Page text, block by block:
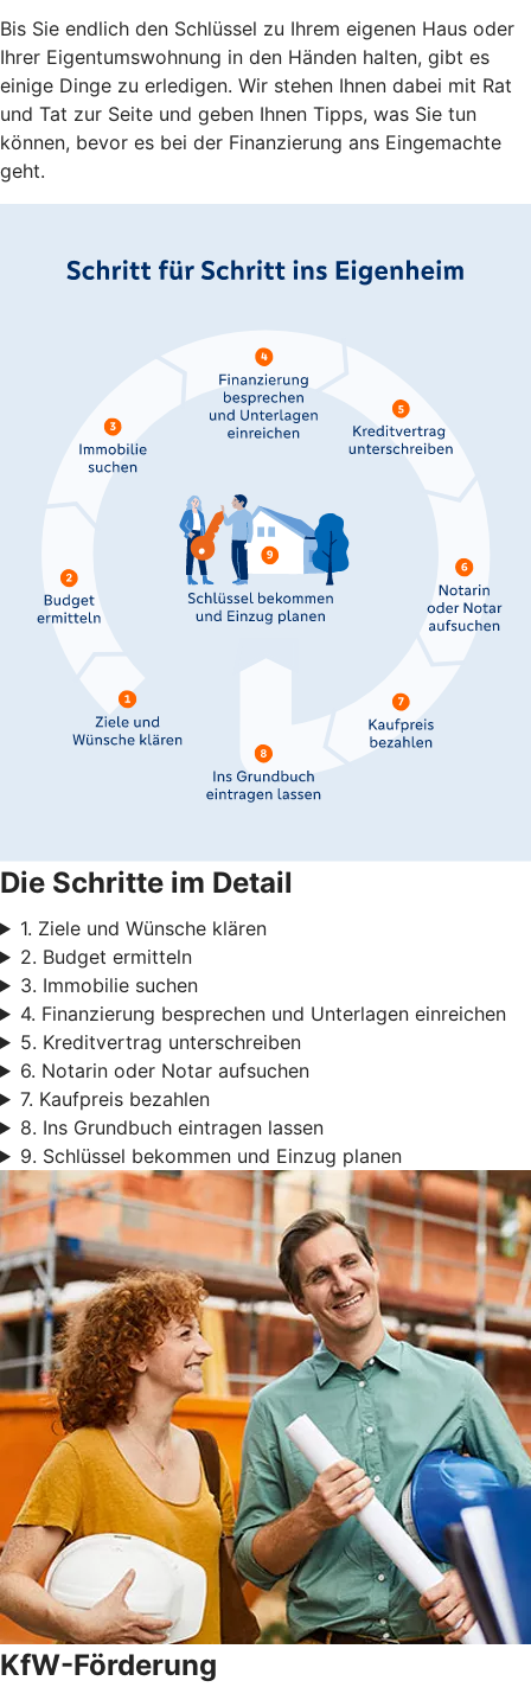
Bis Sie endlich den Schlüssel zu Ihrem eigenen Haus oder
Ihrer Eigentumswohnung in den Händen halten, gibt es
einige Dinge zu erledigen. Wir stehen Ihnen dabei mit Rat
und Tat zur Seite und geben Ihnen Tipps, was Sie tun
können, bevor es bei der Finanzierung ans Eingemachte
geht.
Die Schritte im Detail
1. Ziele und Wünsche klären
2. Budget ermitteln
3. Immobilie suchen
4. Finanzierung besprechen und Unterlagen einreichen
5. Kreditvertrag unterschreiben
6. Notarin oder Notar aufsuchen
7. Kaufpreis bezahlen
8. Ins Grundbuch eintragen lassen
9. Schlüssel bekommen und Einzug planen
KfW-Förderung